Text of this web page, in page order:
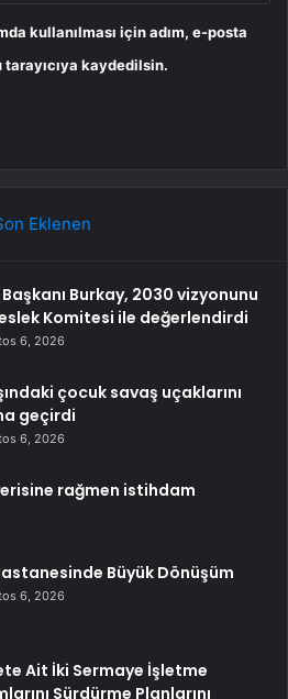
kullanılması için adım, e-posta
kaydedilsin.
Eklenen
Başkanı Burkay, 2030 vizyonunu
Komitesi ile değerlendirdi
6, 2026
çocuk savaş uçaklarını
geçirdi
6, 2026
rağmen istihdam
Büyük Dönüşüm
6, 2026
Ait İki Sermaye İşletme
Sürdürme Planlarını